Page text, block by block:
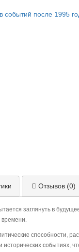
Отзывов (0)
заглянуть в
времени.
способности,
событиях,